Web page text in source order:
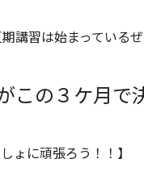
講習は始まっている
この３ケ月で
ょに頑張ろう！！】